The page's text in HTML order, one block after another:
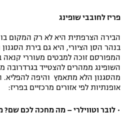
תקנון פעילות ספורט 1
רשיון להקרנה פומבית לבית עסק
הצטרפות לחבילת הערוצים
לוח דרושים – ג'ובנט
תגיות
פריז לחובבי שופינג
הבירה הצרפתית היא לא רק המקום בו
בנהר הסן הציורי, היא גם בירת
המפורסם זוכה למבטים מעוררי קנאה
השופינג ממהרים להצטייד בגרדרובה
מהסגנון הלא מתאמץ והיפה
אופנתיות לפי אזורים מרכזיים בפריז:
• לובר וטווילרי – מה מחכה לכם שם?